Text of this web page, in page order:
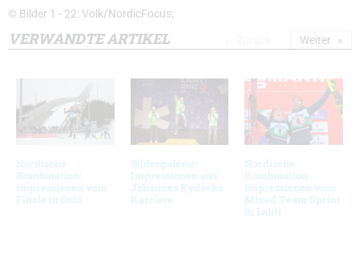
© Bilder 1 - 22: Volk/NordicFocus;
VERWANDTE ARTIKEL
Nordische
Kombination:
Impressionen vom
Finale in Oslo
Bildergalerie:
Impressionen aus
Johannes Rydzeks
Karriere
Nordische
Kombination:
Impressionen vom
Mixed Team Sprint
in Lahti
Weiter